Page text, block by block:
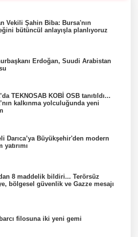
Vekili Şahin Biba: Bursa'nın
bütüncül anlayışla planlıyoruz
Erdoğan, Suudi Arabistan
TEKNOSAB KOBİ OSB tanıtıldı...
kalkınma yolculuğunda yeni
Darıca’ya Büyükşehir'den modern
yatırımı
8 maddelik bildiri... Terörsüz
bölgesel güvenlik ve Gazze mesajı
filosuna iki yeni gemi